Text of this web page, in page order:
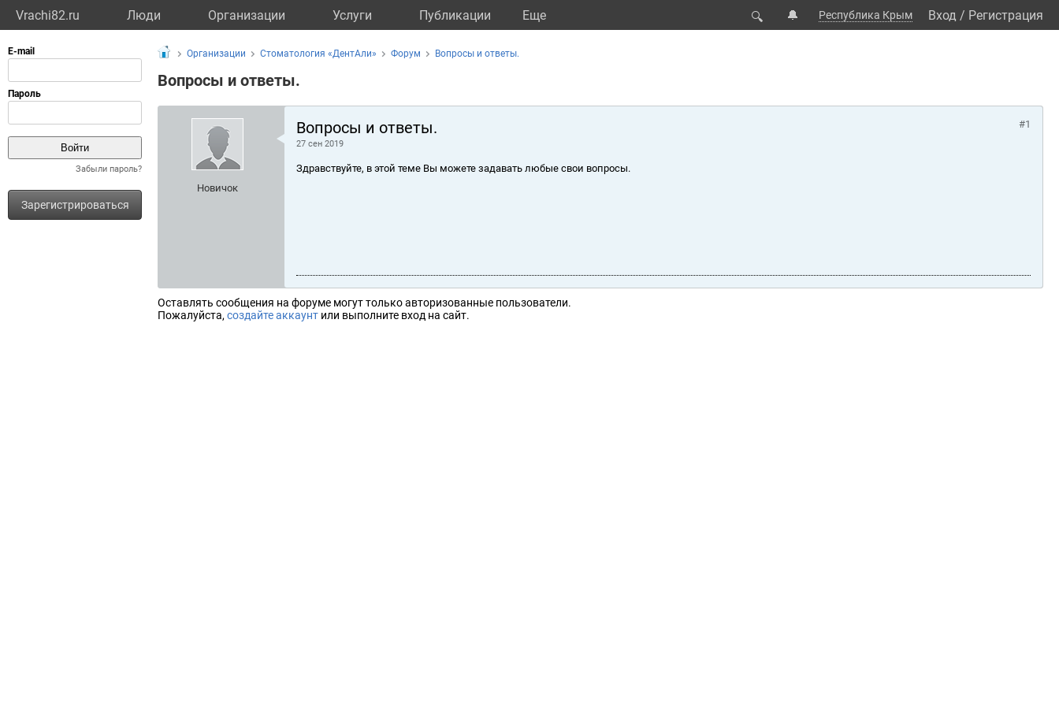
Vrachi82.ru Люди Организации Услуги Публикации Eще 🔍 🔔 Республика Крым Вход / Регистрация
Забыли пароль?
Зарегистрироваться
Организации Стоматология «ДентАли» Форум Вопросы и ответы.
Вопросы и ответы.
Новичок
Вопросы и ответы.
27 сен 2019
#1
Здравствуйте, в этой теме Вы можете задавать любые свои вопросы.
Оставлять сообщения на форуме могут только авторизованные пользователи.
Пожалуйста, создайте аккаунт или выполните вход на сайт.